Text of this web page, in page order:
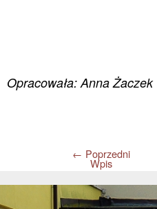
Opracowała: Anna Żaczek
← Poprzedni
Wpis